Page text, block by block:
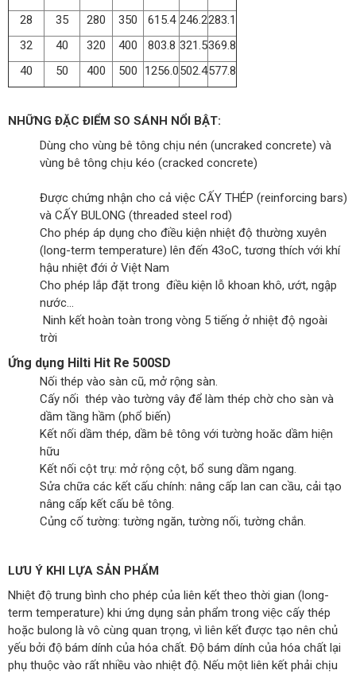
28
35 280 350 615.4 246.2283.1
32
40 320 400 803.8 321.5369.8
40
50 400 500 1256.0502.4577.8
NHỮNG ĐẶC ĐIỂM SO SÁNH NỔI BẬT:
Dùng cho vùng bê tông chịu nén (uncraked concrete) và
vùng bê tông chịu kéo (cracked concrete)
Được chứng nhận cho cả việc CẤY THÉP (reinforcing bars)
và CẤY BULONG (threaded steel rod)
Cho phép áp dụng cho điều kiện nhiệt độ thường xuyên
(long-term temperature) lên đến 43oC, tương thích với khí
hậu nhiệt đới ở Việt Nam
Cho phép lắp đặt trong điều kiện lỗ khoan khô, ướt, ngập
nước…
Ninh kết hoàn toàn trong vòng 5 tiếng ở nhiệt độ ngoài
trời
Ứng dụng Hilti Hit Re 500SD
Nối thép vào sàn cũ, mở rộng sàn.
Cấy nối thép vào tường vây để làm thép chờ cho sàn và
dầm tầng hầm (phổ biến)
Kết nối dầm thép, dầm bê tông với tường hoăc dầm hiện
hữu
Kết nối cột trụ: mở rộng cột, bổ sung dầm ngang.
Sửa chữa các kết cấu chính: nâng cấp lan can cầu, cải tạo
nâng cấp kết cấu bê tông.
Củng cố tường: tường ngăn, tường nối, tường chắn.
LƯU Ý KHI LỰA SẢN PHẨM
Nhiệt độ trung bình cho phép của liên kết theo thời gian (long-
term temperature) khi ứng dụng sản phẩm trong việc cấy thép
hoặc bulong là vô cùng quan trọng, vì liên kết được tạo nên chủ
yếu bởi độ bám dính của hóa chất. Độ bám dính của hóa chất lại
phụ thuộc vào rất nhiều vào nhiệt độ. Nếu một liên kết phải chịu